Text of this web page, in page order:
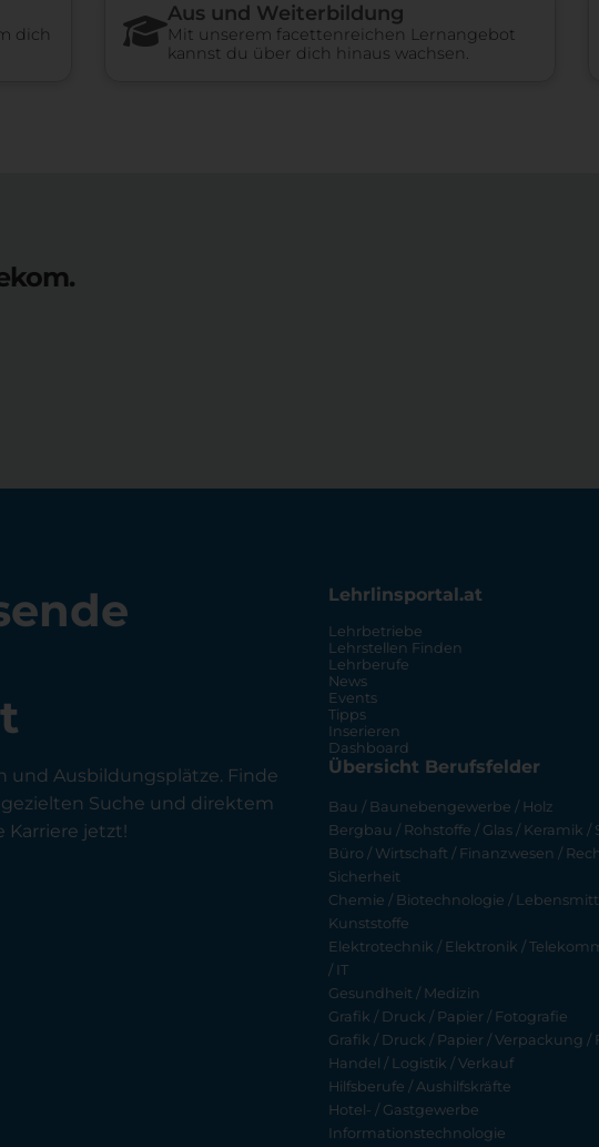
dich
Aus und Weiterbildung
Mit unserem facettenreichen Lernangebot
kannst du über dich hinaus wachsen.
und Ausbildungsplätze. Finde
Suche und direktem
Karriere jetzt!
Lehrlinsportal.at
Lehrbetriebe
Lehrstellen Finden
Lehrberufe
News
Events
Tipps
Inserieren
Dashboard
Übersicht Berufsfelder
Bau / Baunebengewerbe / Holz
Bergbau / Rohstoffe / Glas / Keramik /
Büro / Wirtschaft / Finanzwesen /
Sicherheit
Chemie / Biotechnologie /
Kunststoffe
Elektrotechnik / Elektronik /
/ IT
Gesundheit / Medizin
Grafik / Druck / Papier / Fotografie
Grafik / Druck / Papier / Verpackung /
Handel / Logistik / Verkauf
Hilfsberufe / Aushilfskräfte
Hotel- / Gastgewerbe
Informationstechnologie